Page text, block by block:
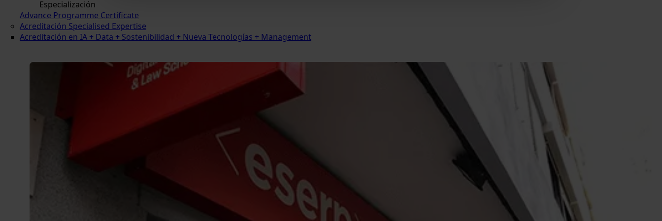
Especialización
Advance Programme Certificate
Acreditación Specialised Expertise
Acreditación en IA + Data + Sostenibilidad + Nueva Tecnologías + Management